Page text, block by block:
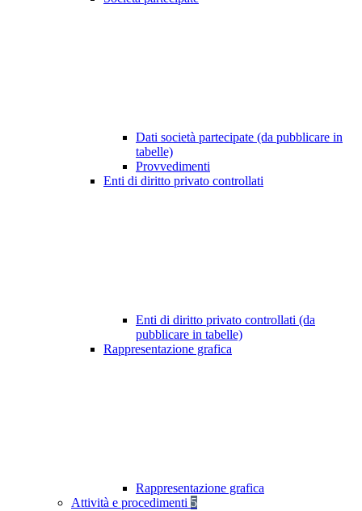
Dati società partecipate (da pubblicare in
tabelle)
Provvedimenti
Enti di diritto privato controllati
Enti di diritto privato controllati (da
pubblicare in tabelle)
Rappresentazione grafica
Rappresentazione grafica
Attività e procedimenti 5